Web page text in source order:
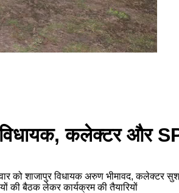
कलेक्टर और SP
को शाजापुर विधायक अरुण भीमावद, कलेक्टर
की बैठक लेकर कार्यक्रम की तैयारियों